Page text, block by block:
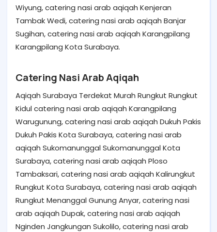
Wiyung, catering nasi arab aqiqah Kenjeran
Tambak Wedi, catering nasi arab aqiqah Banjar
Sugihan, catering nasi arab aqiqah Karangpilang
Karangpilang Kota Surabaya.
Catering Nasi Arab Aqiqah
Aqiqah Surabaya Terdekat Murah Rungkut Rungkut
Kidul catering nasi arab aqiqah Karangpilang
Warugunung, catering nasi arab aqiqah Dukuh Pakis
Dukuh Pakis Kota Surabaya, catering nasi arab
aqiqah Sukomanunggal Sukomanunggal Kota
Surabaya, catering nasi arab aqiqah Ploso
Tambaksari, catering nasi arab aqiqah Kalirungkut
Rungkut Kota Surabaya, catering nasi arab aqiqah
Rungkut Menanggal Gunung Anyar, catering nasi
arab aqiqah Dupak, catering nasi arab aqiqah
Nginden Jangkungan Sukolilo, catering nasi arab